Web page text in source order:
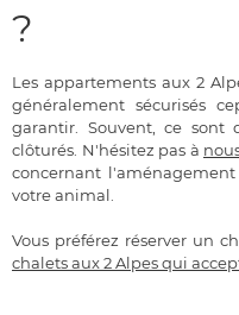
?
Les appartements aux 2
généralement sécurisés
garantir. Souvent, ce sont
clôturés. N'hésitez pas à
concernant
votre animal.
Vous préférez réserver un
chalets aux 2 Alpes qui